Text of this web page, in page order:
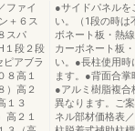
ファイ
＋６ス
スパ
１段２段
ピアブラ
８高１
）高２
１３
高２１
●サイドパネルを
い。（1段の時は
ボネート板・熱
カーボネート板
い。●長柱使用時
ます。●背面合
●アルミ樹脂複合
異なります。ご
ネル部材価格表